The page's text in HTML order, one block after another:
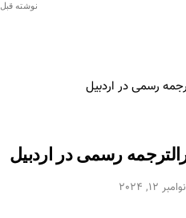
نوشته قبل
نوامبر 12, 2024